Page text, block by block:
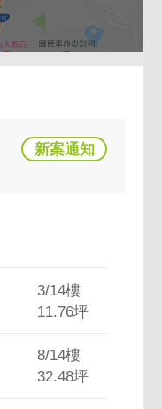
3/14樓
11.76坪
8/14樓
32.48坪